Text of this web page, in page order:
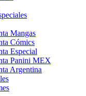
Mangas
Cómics
Especial
Panini MEX
Argentina